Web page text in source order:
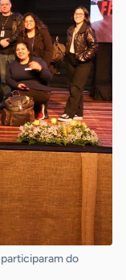
do